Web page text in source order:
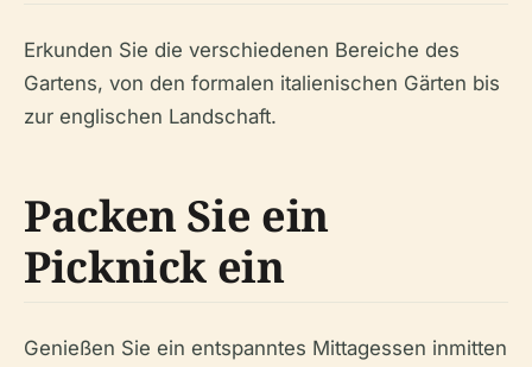
Erkunden Sie die verschiedenen Bereiche des
Gartens, von den formalen italienischen Gärten bis
zur englischen Landschaft.
Packen Sie ein
Picknick ein
Genießen Sie ein entspanntes Mittagessen inmitten